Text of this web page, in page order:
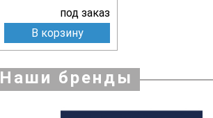
под заказ
В корзину
Наши бренды